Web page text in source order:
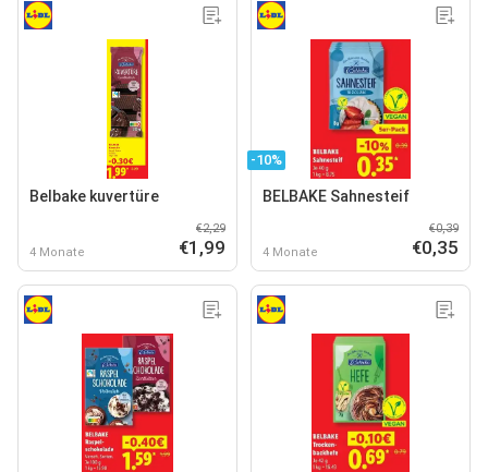
Belbake kuvertüre
4 Monate
€2,29
€1,99
-10%
BELBAKE Sahnesteif
4 Monate
€0,39
€0,35